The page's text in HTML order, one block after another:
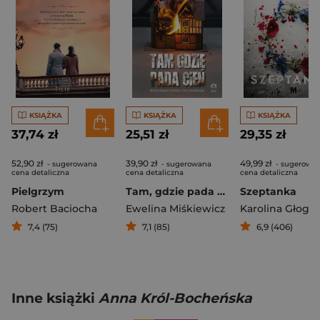
KSIĄŻKA
37,74 zł
52,90 zł - sugerowana
cena detaliczna
Pielgrzym
Robert Baciocha
7,4 (75)
KSIĄŻKA
25,51 zł
39,90 zł - sugerowana
cena detaliczna
Tam, gdzie pada cień
Ewelina Miśkiewicz
7,1 (85)
KSIĄŻKA
29,35 zł
49,99 zł -
cena detaliczna
Szeptanka
Karolina
6,9 (406)
Inne książki Anna Król-Bocheńska